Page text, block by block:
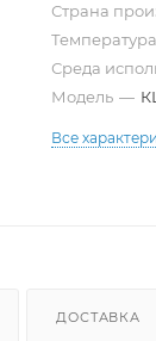
Страна
Среда
Модель —
Все
ДОСТАВКА